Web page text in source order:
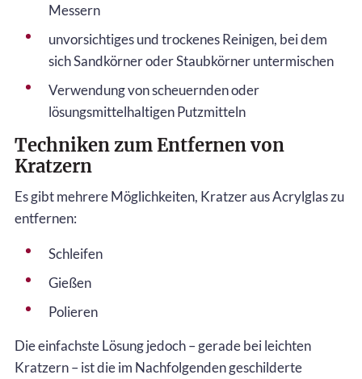
Messern
unvorsichtiges und trockenes Reinigen, bei dem
sich Sandkörner oder Staubkörner untermischen
Verwendung von scheuernden oder
lösungsmittelhaltigen Putzmitteln
Techniken zum Entfernen von
Kratzern
Es gibt mehrere Möglichkeiten, Kratzer aus Acrylglas zu
entfernen:
Schleifen
Gießen
Polieren
Die einfachste Lösung jedoch – gerade bei leichten
Kratzern – ist die im Nachfolgenden geschilderte